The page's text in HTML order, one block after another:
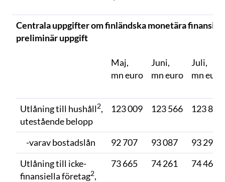
Centrala uppgifter om finländska monetära
preliminär uppgift
Maj,
mn euro
Juni,
mn euro
Juli,
mn euro
Utlåning till hushåll2,
utestående belopp
123 009 123 566 123 888
-varav bostadslån 92 707 93 087
93 293
Utlåning till icke-
finansiella företag2,
73 665 74 261 74 464